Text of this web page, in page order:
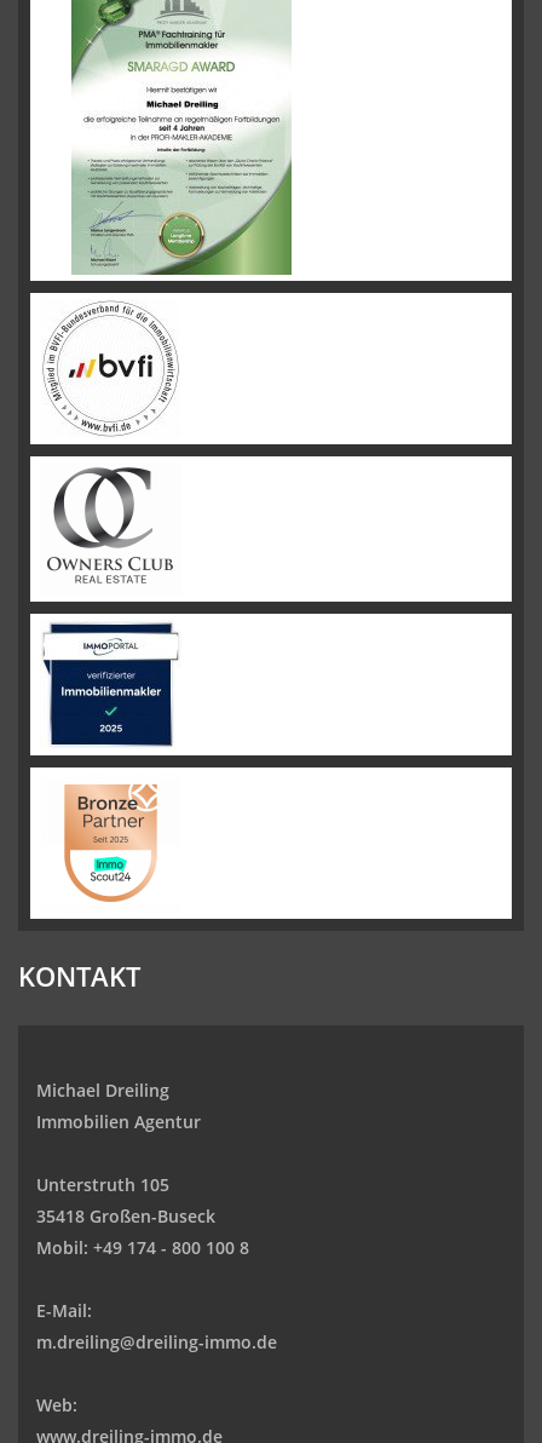
KONTAKT
Michael Dreiling
Immobilien Agentur
Unterstruth 105
35418 Großen-Buseck
Mobil: +49 174 - 800 100 8
E-Mail:
m.dreiling@dreiling-immo.de
Web:
www.dreiling-immo.de